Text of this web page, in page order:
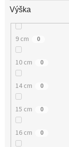
Výška
9 cm 0
10 cm 0
14 cm 0
15 cm 0
16 cm 0